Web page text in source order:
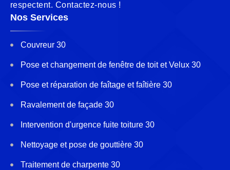
respectent. Contactez-nous !
Nos Services
Couvreur 30
Pose et changement de fenêtre de toit et Velux 30
Pose et réparation de faîtage et faîtière 30
Ravalement de façade 30
Intervention d'urgence fuite toiture 30
Nettoyage et pose de gouttière 30
Traitement de charpente 30